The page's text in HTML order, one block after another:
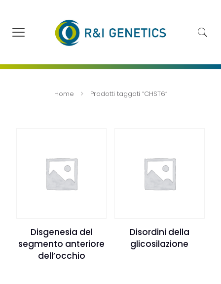
Home Prodotti taggati “CHST6”
Disgenesia del
segmento anteriore
dell’occhio
Disordini della
glicosilazione